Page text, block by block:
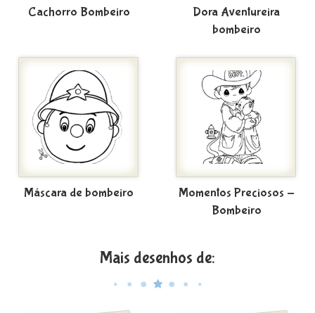
Cachorro Bombeiro
Dora Aventureira
bombeiro
Máscara de bombeiro
Momentos Preciosos -
Bombeiro
Mais desenhos de: